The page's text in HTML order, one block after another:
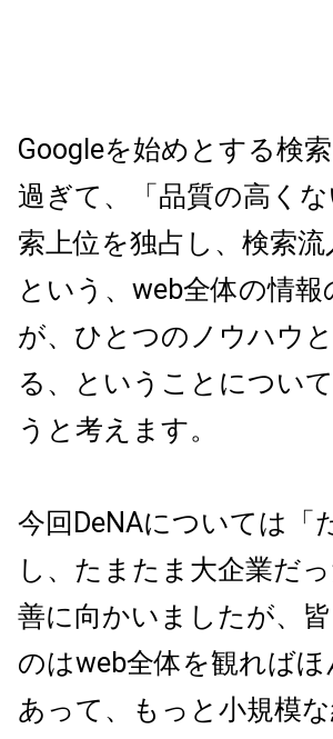
Googleを始めとする検
過ぎて、「品質の高く
索上位を独占し、検索
という、web全体の情
が、ひとつのノウハウ
る、ということについ
うと考えます。
今回DeNAについては「
し、たまたま大企業だ
善に向かいましたが、
のはweb全体を観れば
あって、もっと小規模